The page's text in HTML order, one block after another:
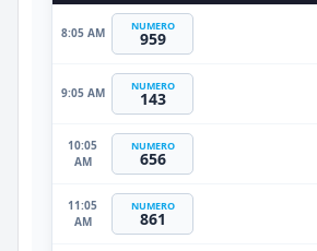
8:05 AM NUMERO
959
9:05 AM NUMERO
143
10:05
AM
NUMERO
656
11:05
AM
NUMERO
861